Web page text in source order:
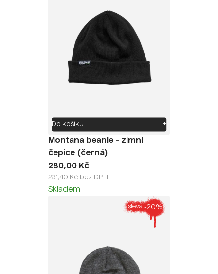
Do košíku +
Montana beanie - zimní
čepice (černá)
280,00 Kč
231,40 Kč bez DPH
Skladem
sleva -20%